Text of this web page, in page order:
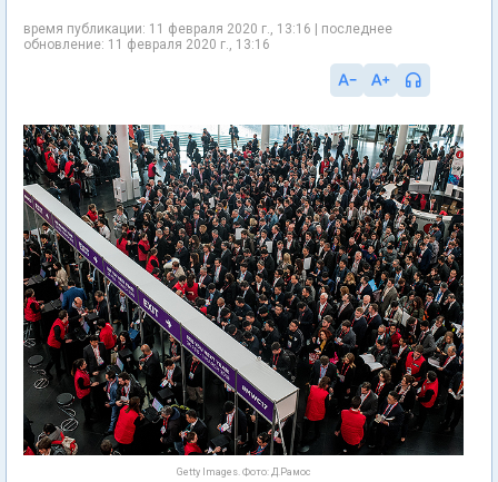
время публикации: 11 февраля 2020 г., 13:16 | последнее
обновление: 11 февраля 2020 г., 13:16
Getty Images. Фото: Д.Рамос